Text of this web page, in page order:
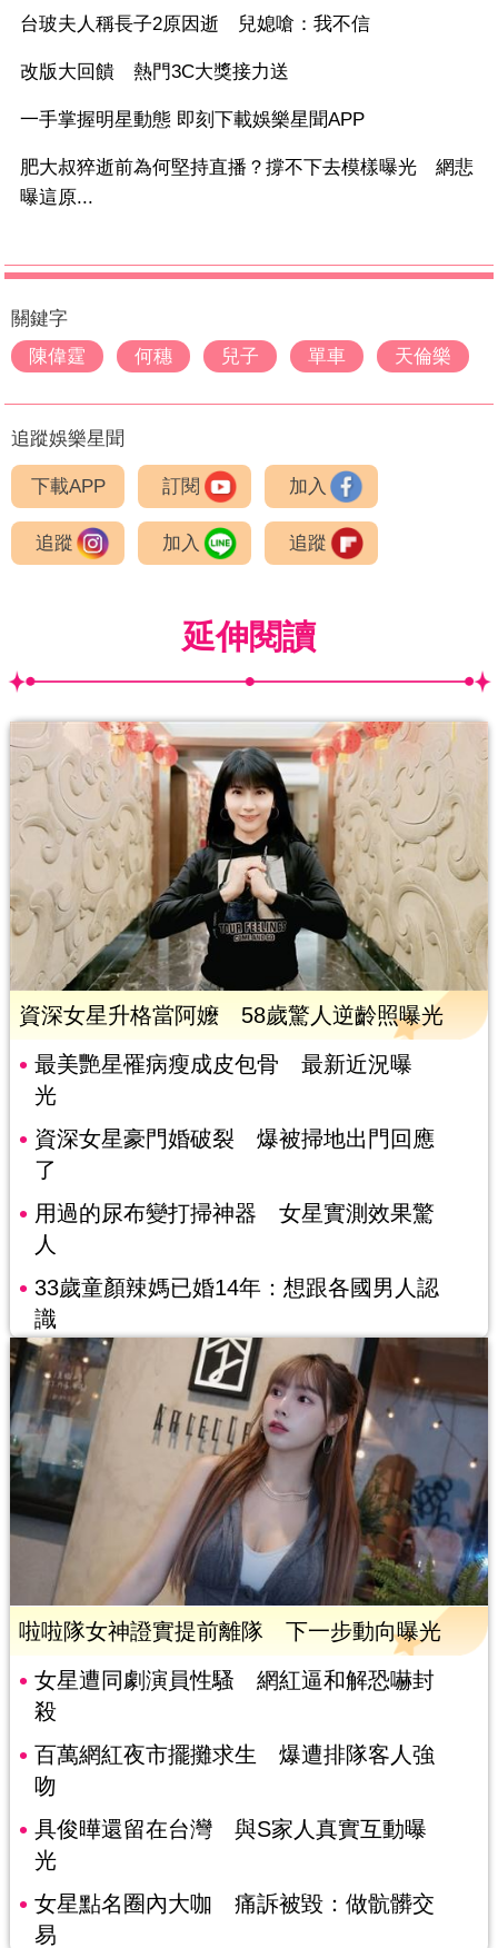
台玻夫人稱長子2原因逝 兒媳嗆：我不信
改版大回饋 熱門3C大獎接力送
一手掌握明星動態 即刻下載娛樂星聞APP
肥大叔猝逝前為何堅持直播？撐不下去模樣曝光 網悲
曝這原...
關鍵字
陳偉霆
何穗 兒子 單車 天倫樂
追蹤娛樂星聞
下載APP 訂閱 加入
追蹤 加入 追蹤
延伸閱讀
資深女星升格當阿嬤 58歲驚人逆齡照曝光
最美艷星罹病瘦成皮包骨 最新近況曝
光
資深女星豪門婚破裂 爆被掃地出門回應
了
用過的尿布變打掃神器 女星實測效果驚
人
33歲童顏辣媽已婚14年：想跟各國男人認
識
啦啦隊女神證實提前離隊 下一步動向曝光
女星遭同劇演員性騷 網紅逼和解恐嚇封
殺
百萬網紅夜市擺攤求生 爆遭排隊客人強
吻
具俊曄還留在台灣 與S家人真實互動曝
光
女星點名圈內大咖 痛訴被毀：做骯髒交
易